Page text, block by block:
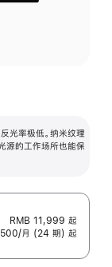
光率极低。纳米纹理
源的工作场所也能保
RMB 11,999 起
月 (24 期) 起